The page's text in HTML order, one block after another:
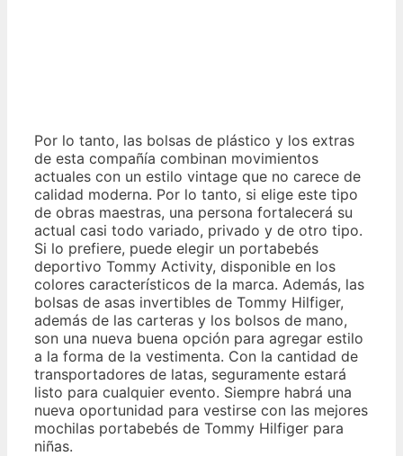
Por lo tanto, las bolsas de plástico y los extras
de esta compañía combinan movimientos
actuales con un estilo vintage que no carece de
calidad moderna. Por lo tanto, si elige este tipo
de obras maestras, una persona fortalecerá su
actual casi todo variado, privado y de otro tipo.
Si lo prefiere, puede elegir un portabebés
deportivo Tommy Activity, disponible en los
colores característicos de la marca. Además, las
bolsas de asas invertibles de Tommy Hilfiger,
además de las carteras y los bolsos de mano,
son una nueva buena opción para agregar estilo
a la forma de la vestimenta. Con la cantidad de
transportadores de latas, seguramente estará
listo para cualquier evento. Siempre habrá una
nueva oportunidad para vestirse con las mejores
mochilas portabebés de Tommy Hilfiger para
niñas.